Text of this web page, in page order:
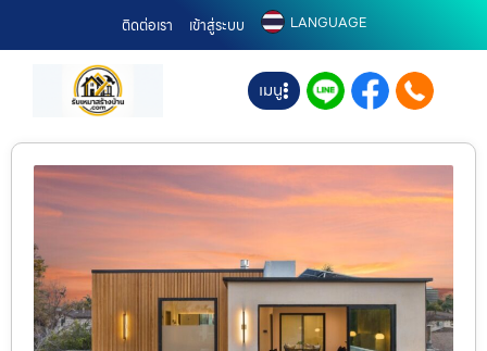
ติดต่อเรา เข้าสู่ระบบ LANGUAGE
เมนู